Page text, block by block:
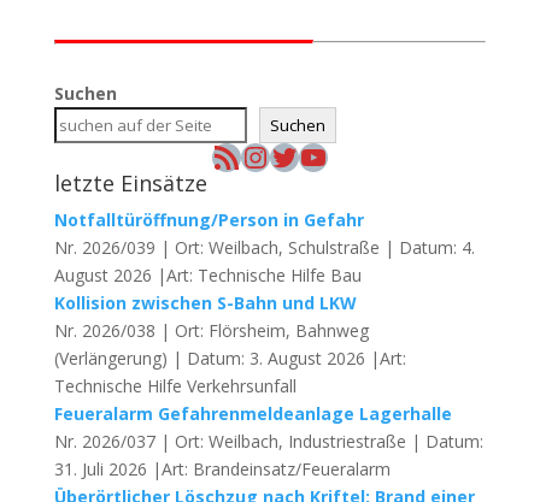
Suchen
Suchen
RSS-FeedInstagram
Twitter
YouTube
letzte Einsätze
Notfalltüröffnung/Person in Gefahr
Nr. 2026/039 | Ort: Weilbach, Schulstraße | Datum: 4.
August 2026 |Art: Technische Hilfe Bau
Kollision zwischen S-Bahn und LKW
Nr. 2026/038 | Ort: Flörsheim, Bahnweg
(Verlängerung) | Datum: 3. August 2026 |Art:
Technische Hilfe Verkehrsunfall
Feueralarm Gefahrenmeldeanlage Lagerhalle
Nr. 2026/037 | Ort: Weilbach, Industriestraße | Datum:
31. Juli 2026 |Art: Brandeinsatz/Feueralarm
Überörtlicher Löschzug nach Kriftel: Brand einer